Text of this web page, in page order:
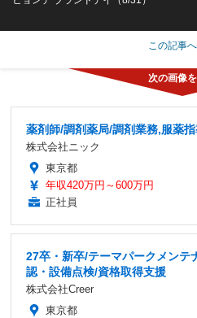
この記事
薬剤師/調剤薬局/調剤業務,服薬
株式会社ニック
東京都
年収420万円～600万円
正社員
27卒・新卒/テーマパークメンテ
認・設備点検/資格取得支援
株式会社Creer
東京都